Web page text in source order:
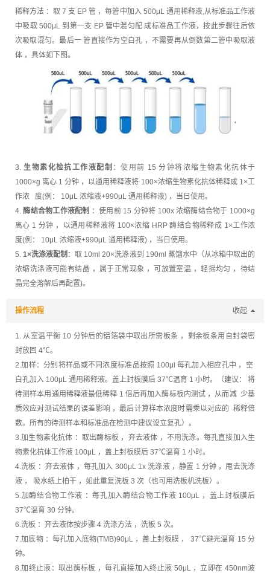
稀释方法 ：取 7 支 EP 管 ，每管中加入 500μL 通用稀释液,从标准品工作液
中吸取 500μL 到第一支 EP 管中混匀配 成标准品工作液，按此步骤往后依
次吸取混匀。最后一 管直接作为空白孔 ，不需要再从倒数第二管中吸取液
体 ，具体如下图。
3.生物素化检抗工作液配制 ：使用前 15 分钟将浓缩生物素化抗体于
1000×g 离心 1 分钟 ，以通用稀释液将 100×浓缩生物素化抗体稀释成 1×工
作浓 度(例： 10μL 浓缩液+990μL 通用稀释液) ，当日使用。
4. 酶结合物工作液配制 ：使用前 15 分钟将 100x 浓缩酶结合物于 1000×g
离心 1 分钟 ，以通用稀释液将 100×浓缩 HRP 酶结合物稀释成 1×工作浓
度(例： 10μL 浓缩液+990μL 通用稀释液) ，当日使用。
5.1×洗涤液配制 ：取 10ml 20×洗涤液到 190ml 蒸馏水中（从冰箱中取出的
浓缩洗涤液可能有结晶 ，属于正常现象 ，可放置室温 ，轻摇均匀 ，待结
晶完全溶解后再配置)。
操作流程 收起
1. 从室温平衡 10 分钟后的铝箔袋中取出所需板条 ，剩余板条用自封袋密
封放回 4℃。
2.加样：分别将样品或不同浓度标准品按照 100μl 每孔加入相应孔中 ，空
白孔加入 100μL 通用稀释液。盖上封板膜后 37℃温育 1 小时。（建议： 将
待测样本用通用稀释液最低稀释 1 倍后再加入酶标板内测试 ，从而减 少基
质效应对测试结果的误差影响 ，最后计算样本浓度时需乘以对应的 稀释倍
数。所有的待测样本和标准品在检测中建议设立复孔）。
3.加生物素化抗体 ：取出酶标板 ，弃去液体 ，不用洗涤。每孔直接加入生
物素化抗体工作液 100μL ，盖上封板膜后 37℃温育 1 小时。
4.洗板 ：弃去液体 ，每孔加入 300μL 1x 洗涤液 ，静置 1 分钟 ，甩去洗涤
液 ， 吸水纸上拍干 ，如此重复洗板 3 次（也可用洗板机洗板）。
5.加酶结合物工作液 ：每孔加入酶结合物工作液 100μL ，盖上封板膜后
37℃温育 30 分钟。
6.洗板 ：弃去液体按步骤 4 洗涤方法 ，洗板 5 次。
7.加底物 ：每孔加入底物(TMB)90μL ，盖上封板膜 ， 37℃避光温育 15 分
钟。
8.加终止液：取出酶标板 ，每孔直接加入终止液 50μL ，立即在 450nm波